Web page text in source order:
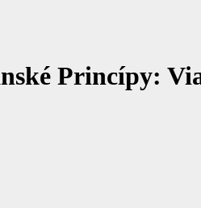
Princípy: